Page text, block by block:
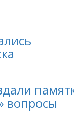
вопросы